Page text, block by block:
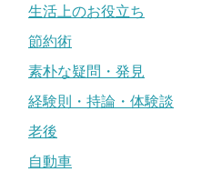
生活上のお役立ち
節約術
素朴な疑問・発見
経験則・持論・体験談
老後
自動車